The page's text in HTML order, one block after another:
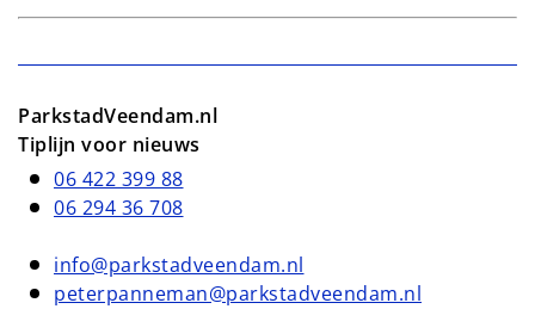
ParkstadVeendam.nl
Tiplijn voor nieuws
06 422 399 88
06 294 36 708
info@parkstadveendam.nl
peterpanneman@parkstadveendam.nl